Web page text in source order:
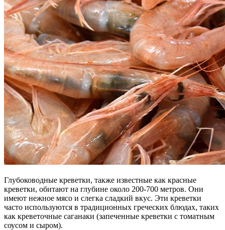
Глубоководные креветки, также известные как красные
креветки, обитают на глубине около 200-700 метров. Они
имеют нежное мясо и слегка сладкий вкус. Эти креветки
часто используются в традиционных греческих блюдах, таких
как креветочные саганаки (запеченные креветки с томатным
соусом и сыром).